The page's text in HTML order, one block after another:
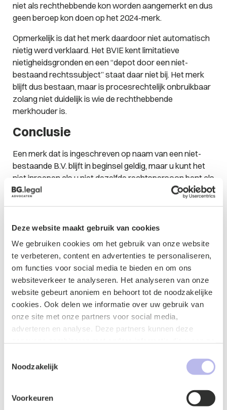
Deze website maakt gebruik van cookies
We gebruiken cookies om het gebruik van onze website
te verbeteren, content en advertenties te personaliseren,
om functies voor social media te bieden en om ons
websiteverkeer te analyseren. Het analyseren van onze
website gebeurt anoniem en behoort tot de noodzakelijke
cookies. Ook delen we informatie over uw gebruik van
onze site met onze partners voor social media,
adverteren en analyse. Deze partners kunnen deze
uw gebruik van hun services.
Noodzakelijk
Voorkeuren
niet als rechthebbende kon worden aangemerkt en dus
geen beroep kon doen op het 2024-merk.
Opmerkelijk is dat het merk daardoor niet automatisch
nietig werd verklaard. Het BVIE kent limitatieve
nietigheidsgronden en een “depot door een niet-
bestaand rechtssubject” staat daar niet bij. Het merk
blijft dus bestaan, maar is procesrechtelijk onbruikbaar
zolang niet duidelijk is wie de rechthebbende
merkhouder is.
Conclusie
Een merk dat is ingeschreven op naam van een niet-
bestaande B.V. blijft in beginsel geldig, maar u kunt het
niet inroepen als u niet dezelfde rechtspersoon bent als
de ingeschreven houder.
De rechter is hierin strikt: het merkenregister moet
rechthebbende is, komt voor risico van de merkhouder.
Eén fout in de tenaamstelling kan daardoor het verschil
maken tussen een sterke zaak en een procedure die al
bij de ontvankelijkheid strandt.
[1]ECLI:NL:RBHDA:2025:23115
Contact met Mustafa Kahya